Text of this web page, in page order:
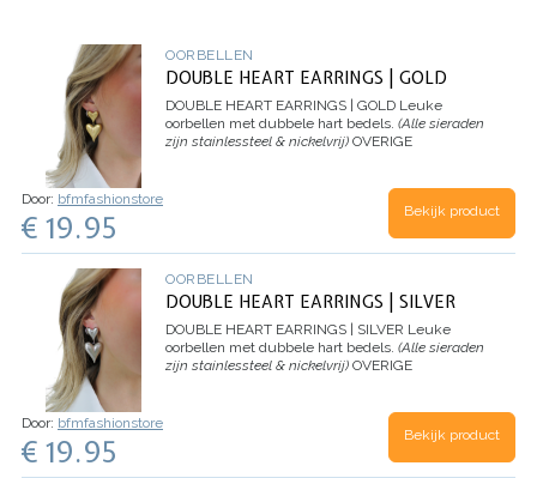
OORBELLEN
DOUBLE HEART EARRINGS | GOLD
DOUBLE HEART EARRINGS | GOLD Leuke
oorbellen met dubbele hart bedels. (Alle sieraden
zijn stainlessteel & nickelvrij) OVERIGE
Door: bfmfashionstore
€ 19.95 Bekijk product
OORBELLEN
DOUBLE HEART EARRINGS | SILVER
DOUBLE HEART EARRINGS | SILVER Leuke
oorbellen met dubbele hart bedels. (Alle sieraden
zijn stainlessteel & nickelvrij) OVERIGE
Door: bfmfashionstore
€ 19.95 Bekijk product